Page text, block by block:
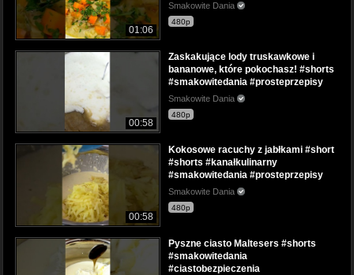
01:06
Smakowite Dania
480p
00:58
Zaskakujące lody truskawkowe i
bananowe, które pokochasz! #shorts
#smakowitedania #prosteprzepisy
Smakowite Dania
480p
00:58
Kokosowe racuchy z jabłkami #short
#shorts #kanałkulinarny
#smakowitedania #prosteprzepisy
Smakowite Dania
480p
Pyszne ciasto Maltesers #shorts
#smakowitedania
#ciastobezpieczenia